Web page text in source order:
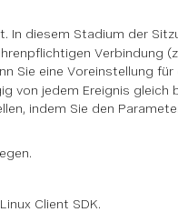
In diesem Stadium der
Verbindung
Sie eine Voreinstellung für
von jedem Ereignis gleich
indem Sie den
Client SDK.